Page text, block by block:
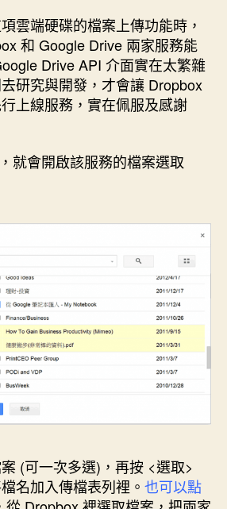
雲端硬碟的檔案上傳功能時，
和 Google Drive 兩家服務能
Drive API 介面實在太繁雜
研究與開發，才會讓 Dropbox
上線服務，實在佩服及感謝
就會開啟該服務的檔案選取
(可一次多選)，再按 <選取>
名加入傳檔表列裡。 也可以點